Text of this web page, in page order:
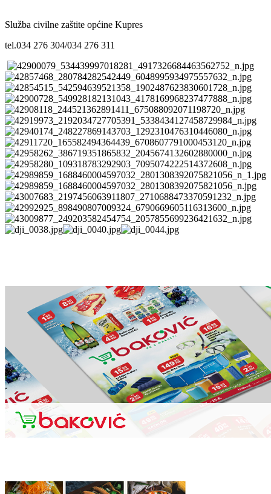
Služba civilne zaštite općine Kupres
tel.034 276 304/034 276 311